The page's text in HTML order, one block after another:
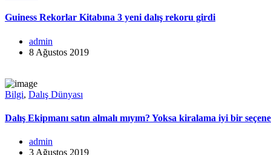
Guiness Rekorlar Kitabına 3 yeni dalış rekoru girdi
admin
8 Ağustos 2019
Bilgi, Dalış Dünyası
Dalış Ekipmanı satın almalı mıyım? Yoksa kiralama iyi bir
admin
3 Ağustos 2019